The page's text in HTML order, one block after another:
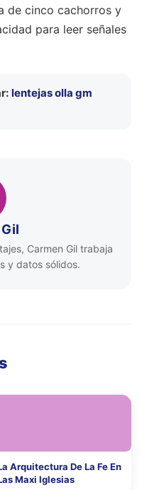
de cinco cachorros y
para leer señales
lentejas olla gm
Carmen Gil trabaja
y datos sólidos.
Arquitectura De La Fe En
Maxi Iglesias